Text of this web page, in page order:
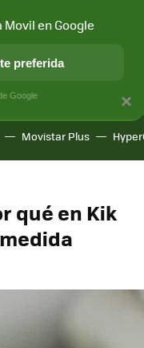
APLICACIONES
Movistar Plus
qué en Kik
×
en Google
preferida
Google